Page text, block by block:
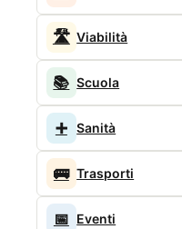
🛣️ Viabilità
📚 Scuola
➕ Sanità
🚌 Trasporti
📅 Eventi